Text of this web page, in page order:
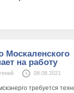
Москаленского
на работу
08.08.2021
требуется